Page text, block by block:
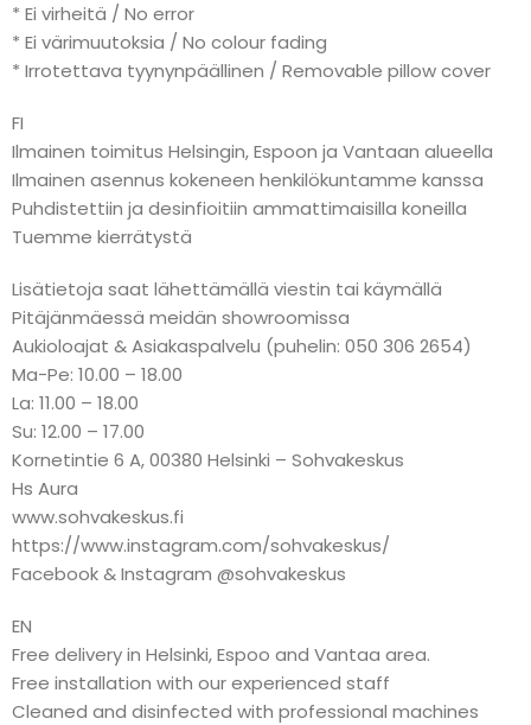
* Ei virheitä / No error
* Ei värimuutoksia / No colour fading
* Irrotettava tyynynpäällinen / Removable pillow cover
FI
Ilmainen toimitus Helsingin, Espoon ja Vantaan alueella
Ilmainen asennus kokeneen henkilökuntamme kanssa
Puhdistettiin ja desinfioitiin ammattimaisilla koneilla
Tuemme kierrätystä
Lisätietoja saat lähettämällä viestin tai käymällä
Pitäjänmäessä meidän showroomissa
Aukioloajat & Asiakaspalvelu (puhelin: 050 306 2654)
Ma-Pe: 10.00 – 18.00
La: 11.00 – 18.00
Su: 12.00 – 17.00
Kornetintie 6 A, 00380 Helsinki – Sohvakeskus
Hs Aura
www.sohvakeskus.fi
https://www.instagram.com/sohvakeskus/
Facebook & Instagram @sohvakeskus
EN
Free delivery in Helsinki, Espoo and Vantaa area.
Free installation with our experienced staff
Cleaned and disinfected with professional machines